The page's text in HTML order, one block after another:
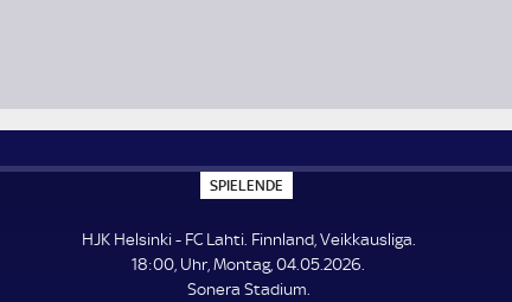
SPIELENDE
P
E
L
E
N
HJK Helsinki - FC Lahti. Finnland, Veikkausliga.
18:00, Uhr, Montag, 04.05.2026.
Sonera Stadium.